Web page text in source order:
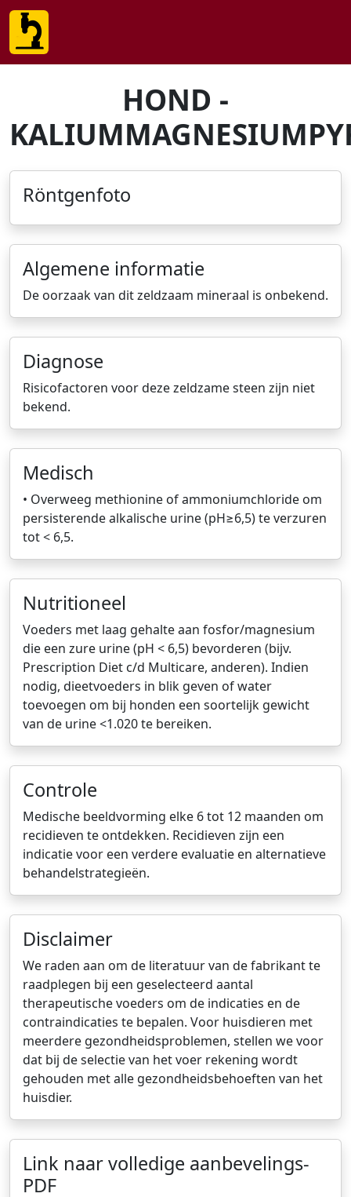
HOND -
Röntgenfoto
Algemene informatie
De oorzaak van dit zeldzaam mineraal is onbekend.
Diagnose
Risicofactoren voor deze zeldzame steen zijn niet
bekend.
Medisch
• Overweeg methionine of ammoniumchloride om
persisterende alkalische urine (pH≥6,5) te verzuren
tot < 6,5.
Nutritioneel
Voeders met laag gehalte aan fosfor/magnesium
die een zure urine (pH < 6,5) bevorderen (bijv.
Prescription Diet c/d Multicare, anderen). Indien
nodig, dieetvoeders in blik geven of water
toevoegen om bij honden een soortelijk gewicht
van de urine <1.020 te bereiken.
Controle
Medische beeldvorming elke 6 tot 12 maanden om
recidieven te ontdekken. Recidieven zijn een
indicatie voor een verdere evaluatie en alternatieve
behandelstrategieën.
Disclaimer
We raden aan om de literatuur van de fabrikant te
raadplegen bij een geselecteerd aantal
therapeutische voeders om de indicaties en de
contraindicaties te bepalen. Voor huisdieren met
meerdere gezondheidsproblemen, stellen we voor
dat bij de selectie van het voer rekening wordt
gehouden met alle gezondheidsbehoeften van het
huisdier.
Link naar volledige aanbevelings-
PDF